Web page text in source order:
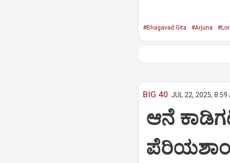
#Bhagavad Gita #Arjuna
BIG 40 JUL 22, 2025, 8:59
ಆನೆ